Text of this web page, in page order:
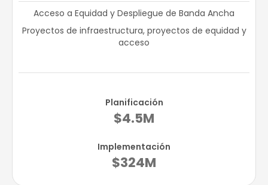
Acceso a Equidad y Despliegue de Banda Ancha
Proyectos de infraestructura, proyectos de equidad y
acceso
Planificación
$4.5M
Implementación
$324M